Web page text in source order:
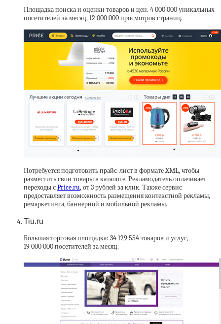
Площадка поиска и оценки товаров и цен. 4 000 000 уникальных
посетителей за месяц, 12 000 000 просмотров страниц.
Потребуется подготовить прайс-лист в формате XML, чтобы
разместить свои товары в каталоге. Рекламодатель оплачивает
переходы сPrice.ru, от 3 рублей за клик. Также сервис
предоставляет возможность размещения контекстной рекламы,
ремаркетинга, баннерной и мобильной рекламы.
Tiu.ru
Большая торговая площадка: 34 129 554 товаров и услуг,
19 000 000 посетителей за месяц.